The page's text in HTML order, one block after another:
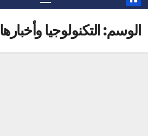
الوسم: التكنولوجيا وأخبارها